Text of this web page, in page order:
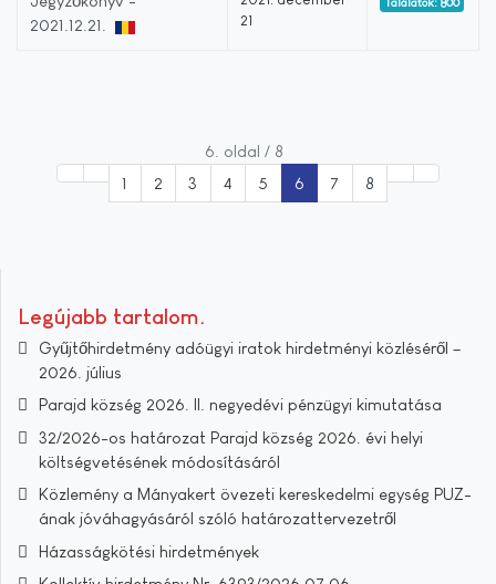
2021.12.21.
21
1 2 3 4 5 6 7 8
6. oldal / 8
Legújabb tartalom
Gyűjtőhirdetmény adóügyi iratok hirdetményi közléséről –
2026. július
Parajd község 2026. II. negyedévi pénzügyi kimutatása
32/2026-os határozat Parajd község 2026. évi helyi
költségvetésének módosításáról
Közlemény a Mányakert övezeti kereskedelmi egység PUZ-
ának jóváhagyásáról szóló határozattervezetről
Házasságkötési hirdetmények